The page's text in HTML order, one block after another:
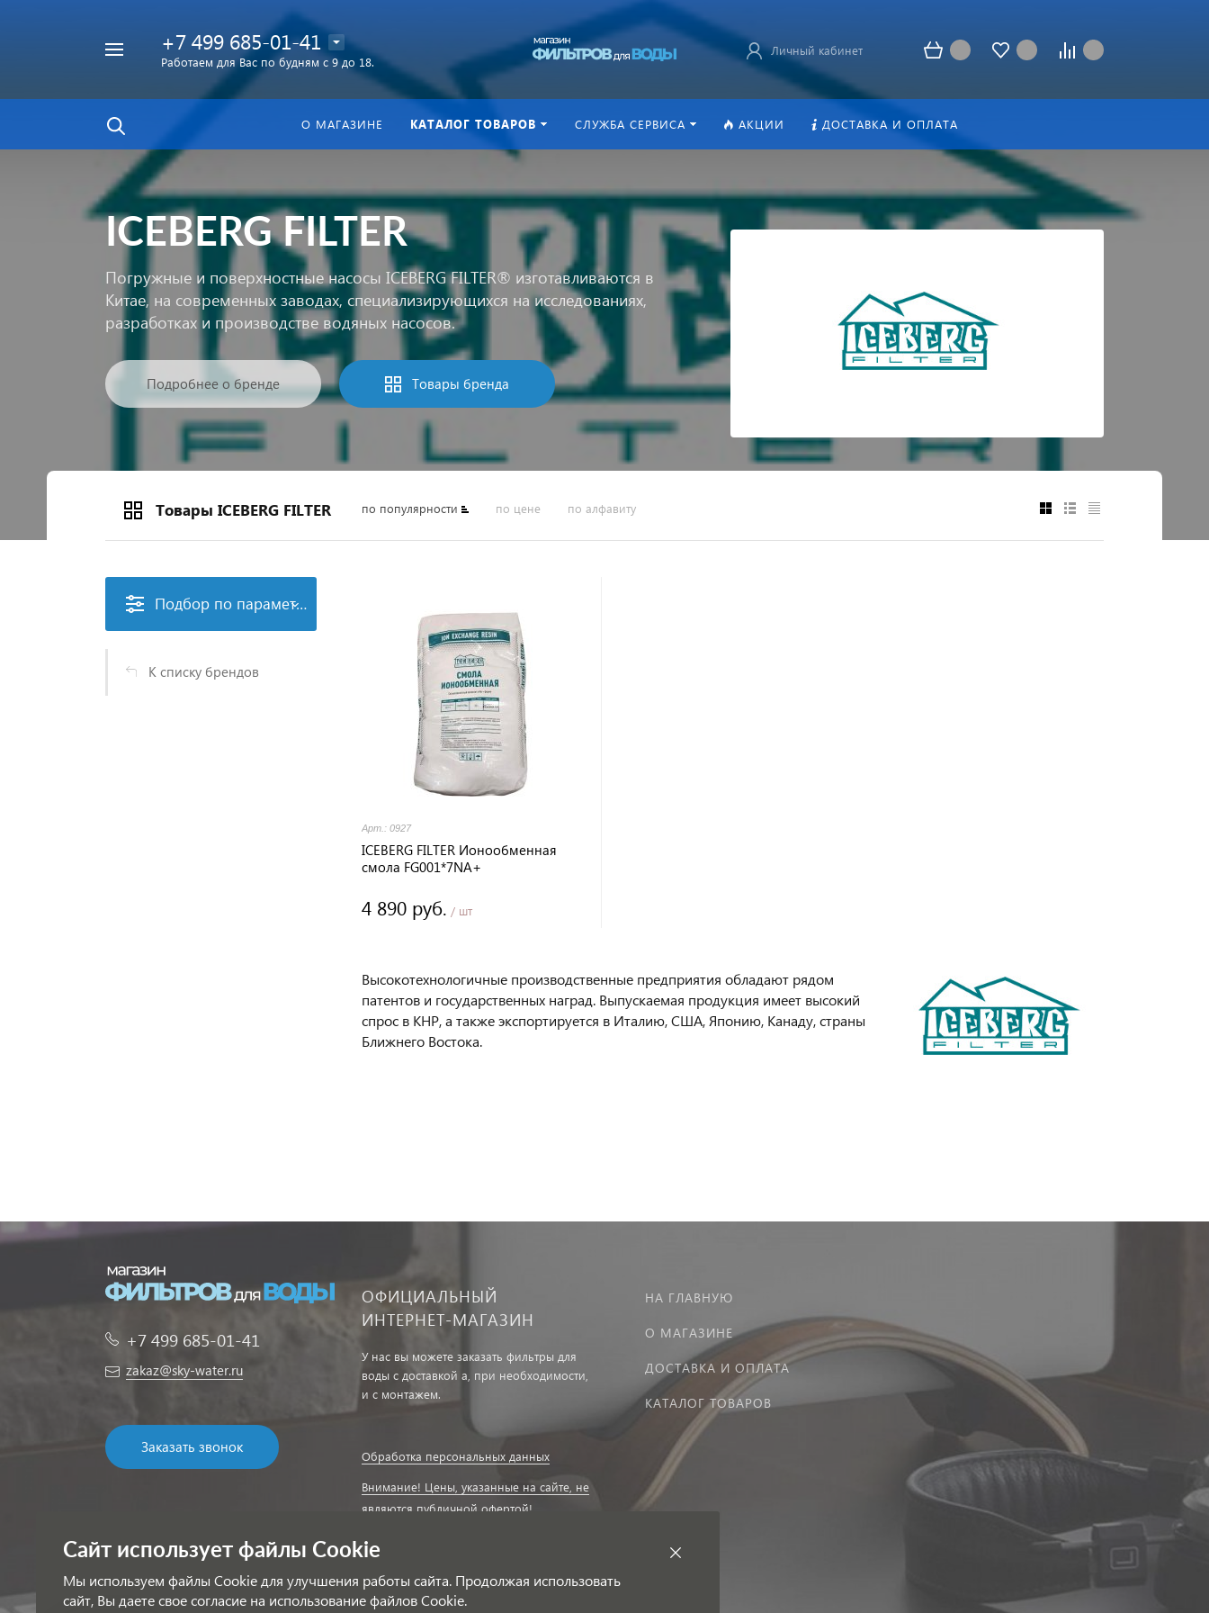
+7 499 685-01-41
Работаем для Вас по будням с 9 до 18.
Личный кабинет
О МАГАЗИНЕ КАТАЛОГ ТОВАРОВ СЛУЖБА СЕРВИСА АКЦИИ ДОСТАВКА И ОПЛАТА
ICEBERG FILTER
Погружные и поверхностные насосы ICEBERG FILTER® изготавливаются в
Китае, на современных заводах, специализирующихся на исследованиях,
разработках и производстве водяных насосов.
Подробнее о бренде Товары бренда
Товары ICEBERG FILTER по популярности по цене по алфавиту
Подбор по параметрам
К списку брендов
Высокотехнологичные производственные предприятия обладают рядом
патентов и государственных наград. Выпускаемая продукция имеет высокий
спрос в КНР, а также экспортируется в Италию, США, Японию, Канаду, страны
Ближнего Востока.
Арт.: 0927
ICEBERG FILTER Ионообменная
смола FG001*7NA+
4 890 руб. / шт
+7 499 685-01-41
zakaz@sky-water.ru
Заказать звонок
ОФИЦИАЛЬНЫЙ
ИНТЕРНЕТ-МАГАЗИН
У нас вы можете заказать фильтры для
воды с доставкой а, при необходимости,
и с монтажем.
Обработка персональных данных
Внимание! Цены, указанные на сайте, не
являются публичной офертой!
Согласие на получение
информационных рассылок
НА ГЛАВНУЮ
О МАГАЗИНЕ
ДОСТАВКА И ОПЛАТА
КАТАЛОГ ТОВАРОВ
Сайт использует файлы Cookie
Мы используем файлы Cookie для улучшения работы сайта. Продолжая использовать
сайт, Вы даете свое согласие на использование файлов Cookie.